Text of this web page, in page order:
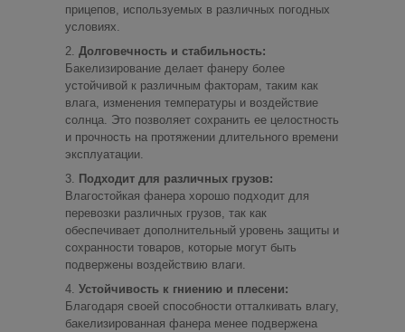
прицепов, используемых в различных погодных
условиях.
Долговечность и стабильность:
Бакелизирование делает фанеру более
устойчивой к различным факторам, таким как
влага, изменения температуры и воздействие
солнца. Это позволяет сохранить ее целостность
и прочность на протяжении длительного времени
эксплуатации.
Подходит для различных грузов:
Влагостойкая фанера хорошо подходит для
перевозки различных грузов, так как
обеспечивает дополнительный уровень защиты и
сохранности товаров, которые могут быть
подвержены воздействию влаги.
Устойчивость к гниению и плесени:
Благодаря своей способности отталкивать влагу,
бакелизированная фанера менее подвержена